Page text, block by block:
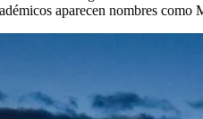
aparecen nombres